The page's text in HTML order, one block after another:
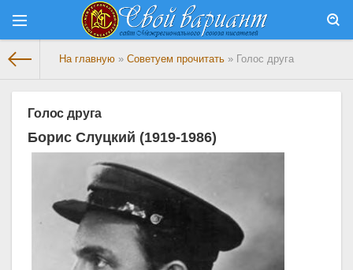
На главную » Советуем прочитать » Голос друга
Голос друга
Борис Слуцкий (1919-1986)